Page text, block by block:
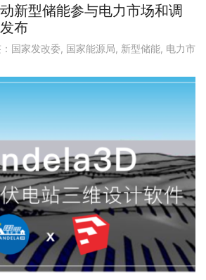
新型储能参与电力市场和调
布
国家发改委, 国家能源局, 新型储能, 电力市